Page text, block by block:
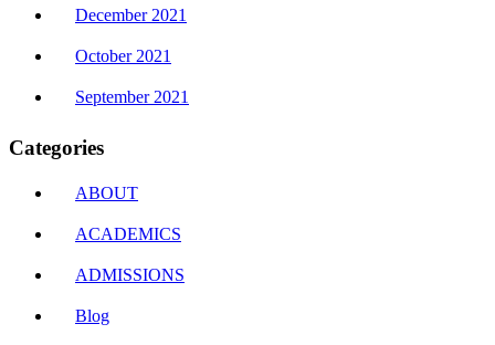
December 2021
October 2021
September 2021
Categories
ABOUT
ACADEMICS
ADMISSIONS
Blog